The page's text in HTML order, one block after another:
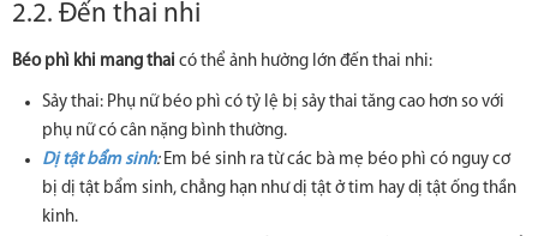
2.2. Đến thai nhi
Béo phì khi mang thai có thể ảnh hưởng lớn đến thai nhi:
Sảy thai: Phụ nữ béo phì có tỷ lệ bị sảy thai tăng cao hơn so với
phụ nữ có cân nặng bình thường.
Dị tật bẩm sinh:Em bé sinh ra từ các bà mẹ béo phì có nguy cơ
bị dị tật bẩm sinh, chẳng hạn như dị tật ở tim hay dị tật ống thần
kinh.